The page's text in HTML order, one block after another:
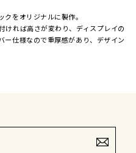
をオリジナルに製作。
ければ高さが変わり、ディスプレイの
ー仕様なので重厚感があり、デザイン